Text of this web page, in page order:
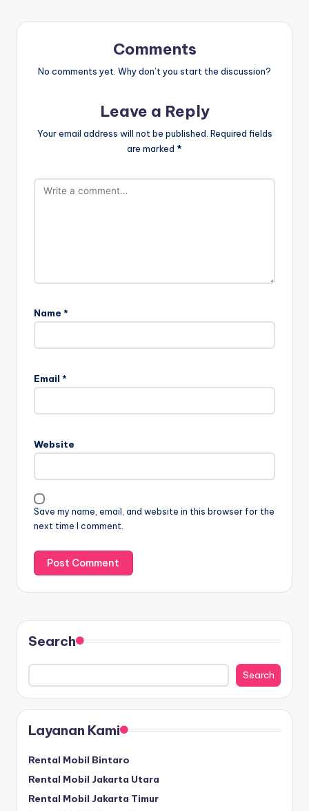
Comments
No comments yet. Why don’t you start the discussion?
Leave a Reply
Your email address will not be published. Required fields
are marked *
Name *
Email *
Website
Save my name, email, and website in this browser for the
next time I comment.
Search
Search
Layanan Kami
Rental Mobil Bintaro
Rental Mobil Jakarta Utara
Rental Mobil Jakarta Timur